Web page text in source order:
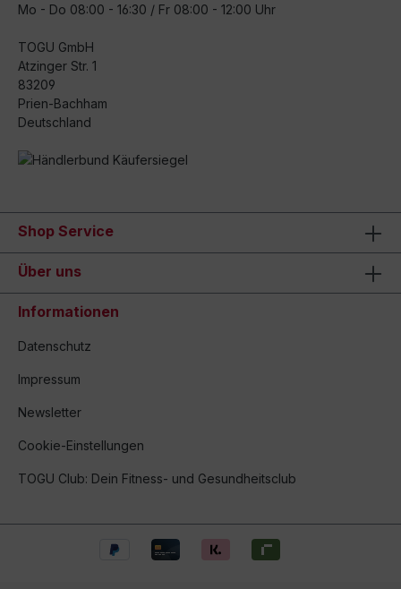
Mo - Do 08:00 - 16:30 / Fr 08:00 - 12:00 Uhr
TOGU GmbH
Atzinger Str. 1
83209
Prien-Bachham
Deutschland
Shop Service
Über uns
Informationen
Datenschutz
Impressum
Newsletter
Cookie-Einstellungen
TOGU Club: Dein Fitness- und Gesundheitsclub